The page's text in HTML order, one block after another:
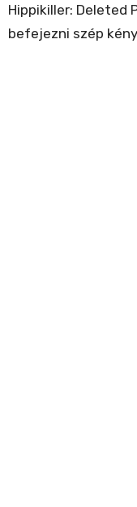
Hippikiller: Deleted
befejezni szép